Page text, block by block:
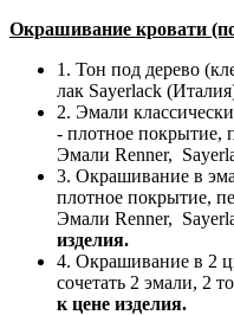
Окрашивание кровати
1. Тон под дерево
лак Sayerlack
2. Эмали
- плотное покрытие,
Эмали Renner,
3. Окрашивание в
плотное покрытие,
Эмали Renner,
изделия.
4. Окрашивание в 2
сочетать 2 эмали, 2
к цене изделия.